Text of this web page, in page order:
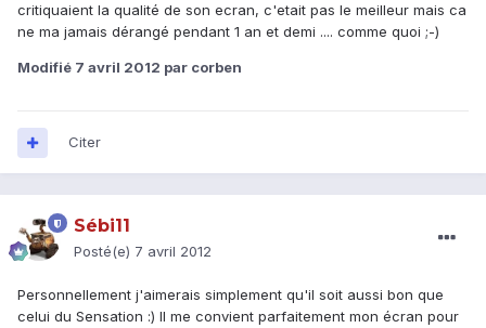
critiquaient la qualité de son ecran, c'etait pas le meilleur mais ca
ne ma jamais dérangé pendant 1 an et demi .... comme quoi ;-)
Modifié 7 avril 2012 par corben
Citer
Sébi11
Posté(e) 7 avril 2012
Personnellement j'aimerais simplement qu'il soit aussi bon que
celui du Sensation :) Il me convient parfaitement mon écran pour